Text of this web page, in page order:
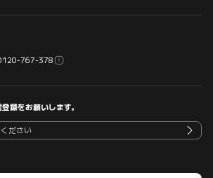
767-378
録をお願いします。